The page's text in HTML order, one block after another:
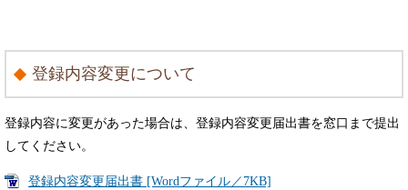
登録内容変更について
登録内容に変更があった場合は、登録内容変更届出書を窓口まで提出
してください。
登録内容変更届出書 [Wordファイル／7KB]